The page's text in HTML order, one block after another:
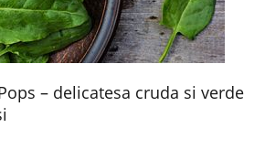
– delicatesa cruda si verde